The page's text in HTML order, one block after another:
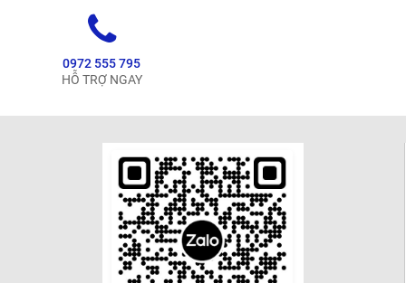
0972 555 795
HỖ TRỢ NGAY